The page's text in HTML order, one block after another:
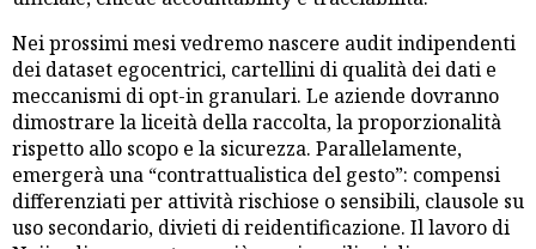
Nei prossimi mesi vedremo nascere audit indipendenti
dei dataset egocentrici, cartellini di qualità dei dati e
meccanismi di opt-in granulari. Le aziende dovranno
dimostrare la liceità della raccolta, la proporzionalità
rispetto allo scopo e la sicurezza. Parallelamente,
emergerà una “contrattualistica del gesto”: compensi
differenziati per attività rischiose o sensibili, clausole su
uso secondario, divieti di reidentificazione. Il lavoro di